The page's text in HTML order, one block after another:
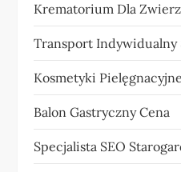
Krematorium Dla
Transport Indywidualny
Kosmetyki
Balon Gastryczny Cena
Specjalista SEO